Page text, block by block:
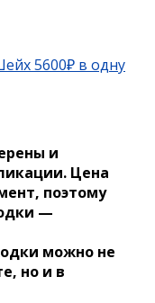
5600₽ в одну
и
Цена
поэтому
—
можно не
но и в